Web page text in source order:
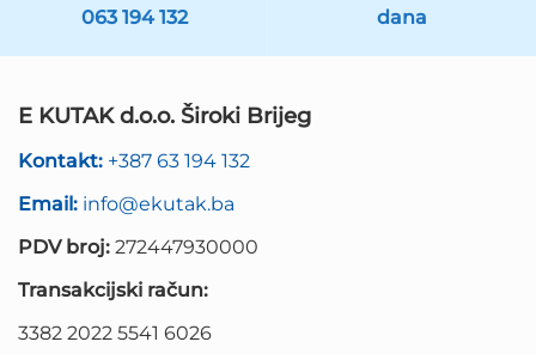
063 194 132
dana
E KUTAK d.o.o. Široki Brijeg
Kontakt: +387 63 194 132
Email: info@ekutak.ba
PDV broj: 272447930000
Transakcijski račun:
3382 2022 5541 6026